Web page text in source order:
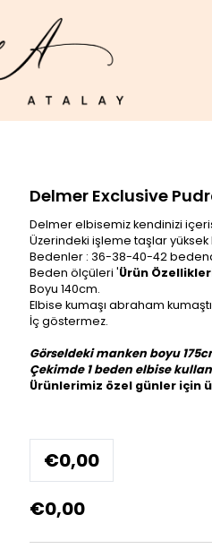
Delmer Exclusive
Delmer elbisemiz kendinizi
Üzerindeki işleme taşlar
Bedenler : 36-38-40-42
Beden ölçüleri 'Ürün
Boyu 140cm.
Elbise kumaşı abraham
İç göstermez.
Görseldeki manken boyu
Çekimde 1 beden elbise
Ürünlerimiz özel günler için
€0,00
€0,00